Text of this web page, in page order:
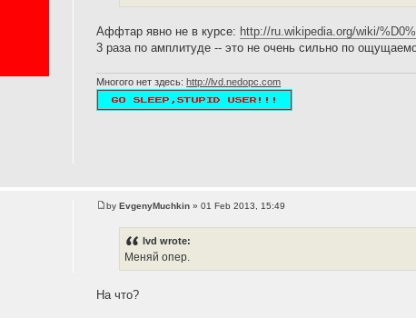
Аффтар явно не в курсе: http://ru.wikipedia.org/wiki/
3 раза по амплитуде -- это не очень сильно по
Многого нет здесь:http://lvd.nedopc.com
byEvgenyMuchkin » 01 Feb 2013, 15:49
lvd wrote:
Меняй опер.
На что?